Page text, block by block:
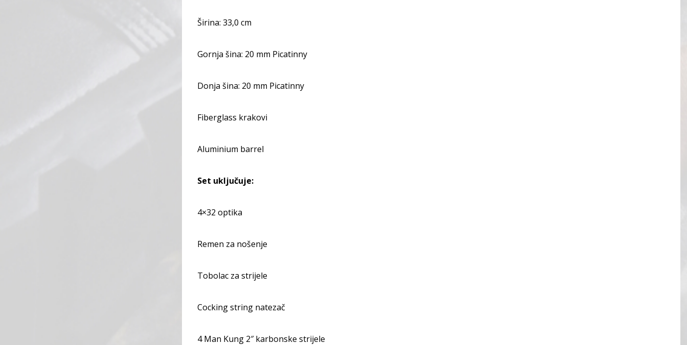
Širina: 33,0 cm
Gornja šina: 20 mm Picatinny
Donja šina: 20 mm Picatinny
Fiberglass krakovi
Aluminium barrel
Set uključuje:
4×32 optika
Remen za nošenje
Tobolac za strijele
Cocking string natezač
4 Man Kung 2″ karbonske strijele